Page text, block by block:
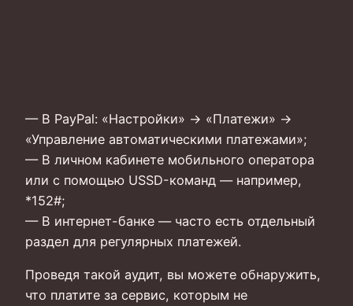
— В PayPal: «Настройки» → «Платежи» →
«Управление автоматическими платежами»;
— В личном кабинете мобильного оператора
или с помощью USSD-команд — например,
*152#;
— В интернет-банке — часто есть отдельный
раздел для регулярных платежей.
Проведя такой аудит, вы можете обнаружить,
что платите за сервис, которым не